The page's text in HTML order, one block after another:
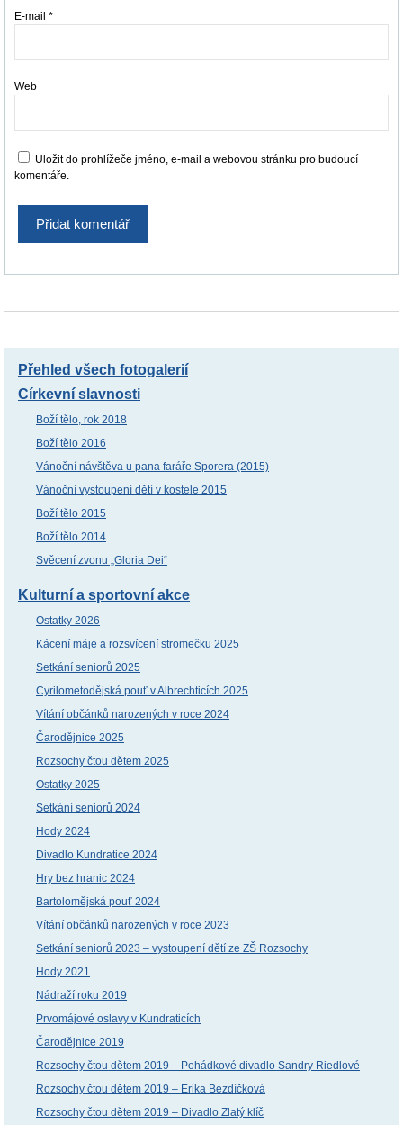
E-mail *
Web
Uložit do prohlížeče jméno, e-mail a webovou stránku pro budoucí
komentáře.
Přehled všech fotogalerií
Církevní slavnosti
Boží tělo, rok 2018
Boží tělo 2016
Vánoční návštěva u pana faráře Sporera (2015)
Vánoční vystoupení dětí v kostele 2015
Boží tělo 2015
Boží tělo 2014
Svěcení zvonu „Gloria Dei“
Kulturní a sportovní akce
Ostatky 2026
Kácení máje a rozsvícení stromečku 2025
Setkání seniorů 2025
Cyrilometodějská pouť v Albrechticích 2025
Vítání občánků narozených v roce 2024
Čarodějnice 2025
Rozsochy čtou dětem 2025
Ostatky 2025
Setkání seniorů 2024
Hody 2024
Divadlo Kundratice 2024
Hry bez hranic 2024
Bartolomějská pouť 2024
Vítání občánků narozených v roce 2023
Setkání seniorů 2023 – vystoupení dětí ze ZŠ Rozsochy
Hody 2021
Nádraží roku 2019
Prvomájové oslavy v Kundraticích
Čarodějnice 2019
Rozsochy čtou dětem 2019 – Pohádkové divadlo Sandry Riedlové
Rozsochy čtou dětem 2019 – Erika Bezdíčková
Rozsochy čtou dětem 2019 – Divadlo Zlatý klíč